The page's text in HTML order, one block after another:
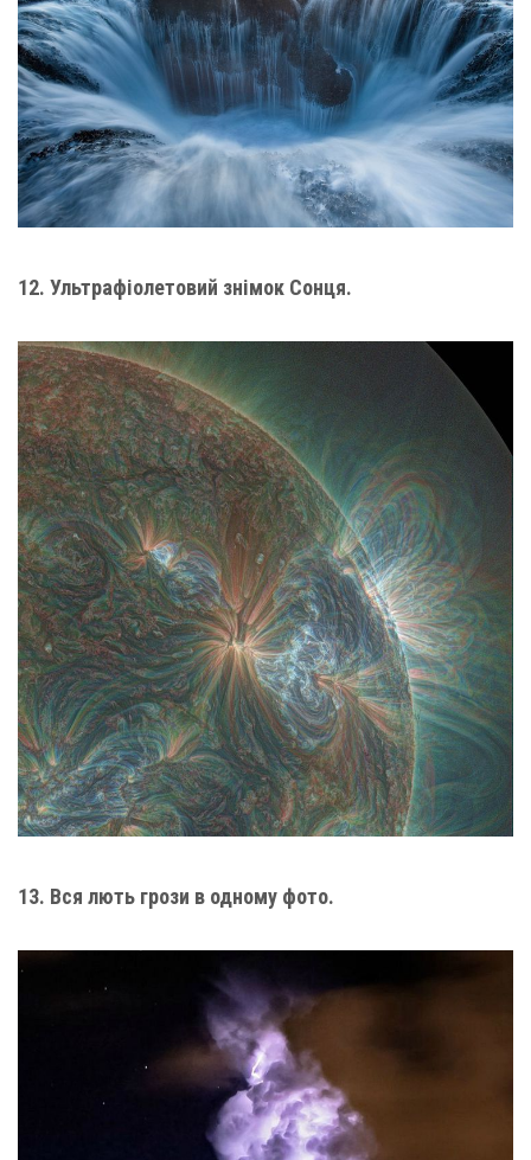
12. Ультрафіолетовий знімок Сонця.
13. Вся лють грози в одному фото.